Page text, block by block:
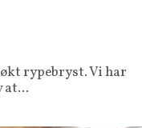
rypebryst. Vi har
at...